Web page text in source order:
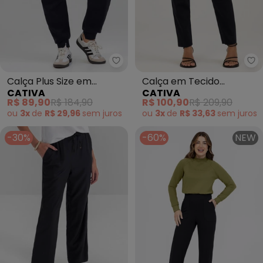
Cativa - Calça Plus Size em
Calça Plus Size em
Moletom (Preto)
CATIVA
R$ 89,90R$ 184,90
ou 3x de R$ 29,96 sem juros
Calça em Tecido
Bengaline (Preto)
CATIVA
R$ 100,90R$ 209,90
ou 3x de R$ 33,63 sem juros
-30% -60% NEW